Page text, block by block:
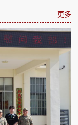
更多